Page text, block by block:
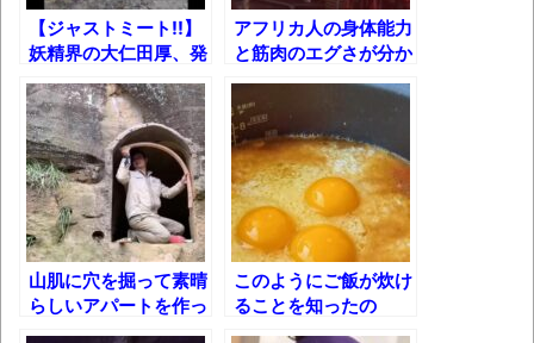
【画像】整形で2400万円超えの美女、水着
グラビアに挑戦
歴ログは10周年ですがnoteに引っ越します
進撃の巨人シーズン7 ファイナルシーズンの
感想
TBS「マツコの知らない世界」スタグル特
集でほとんど紹介されなかったJリーグ…なら
ば自分たちで紹介だ！
【ジャストミート!!】
妖精界の大仁田厚、発
見されるｗｗｗ【ちぃ
たん】
アフリカ人の身体能力
と筋肉のエグさが分か
る映像まとめ！
山肌に穴を掘って素晴
らしいアパートを作っ
た男の話し
このようにご飯が炊け
ることを知ったの
で……